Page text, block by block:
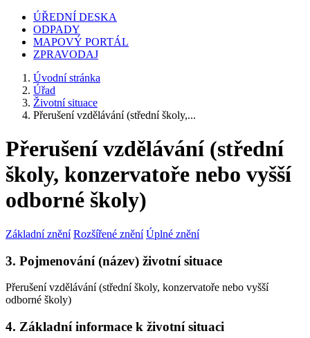
ÚŘEDNÍ DESKA
ODPADY
MAPOVÝ PORTÁL
ZPRAVODAJ
Úvodní stránka
Úřad
Životní situace
Přerušení vzdělávání (střední školy,...
Přerušení vzdělávání (střední
školy, konzervatoře nebo vyšší
odborné školy)
Základní znění Rozšířené znění Úplné znění
3. Pojmenování (název) životní situace
Přerušení vzdělávání (střední školy, konzervatoře nebo vyšší
odborné školy)
4. Základní informace k životní situaci